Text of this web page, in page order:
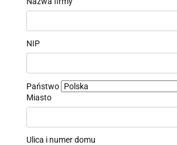
NIP
Państwo
Miasto
Ulica i numer domu